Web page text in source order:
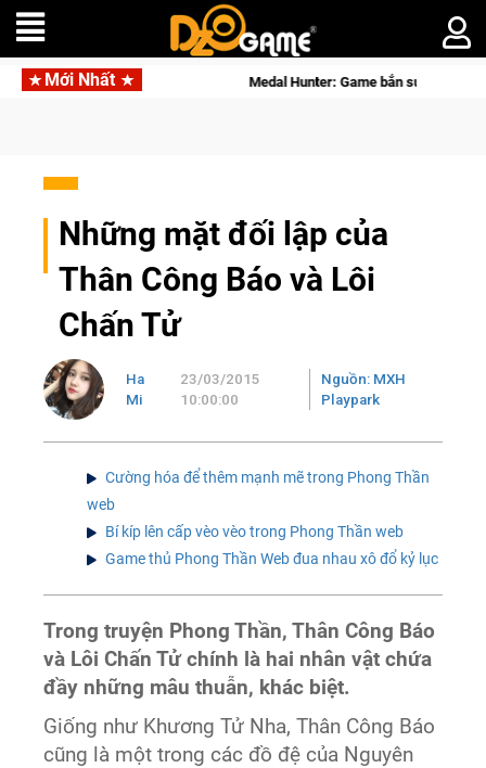
Mới Nhất
sắp tới! Medal Hunter: Game bắn súng PvP tọa độ đỉnh
Những mặt đối lập của
Thân Công Báo và Lôi
Chấn Tử
Ha
Mi
23/03/2015
10:00:00
Nguồn: MXH
Playpark
Cường hóa để thêm mạnh mẽ trong Phong Thần
web
Bí kíp lên cấp vèo vèo trong Phong Thần web
Game thủ Phong Thần Web đua nhau xô đổ kỷ lục
Trong truyện Phong Thần, Thân Công Báo
và Lôi Chấn Tử chính là hai nhân vật chứa
đầy những mâu thuẫn, khác biệt.
Giống như Khương Tử Nha, Thân Công Báo
cũng là một trong các đồ đệ của Nguyên